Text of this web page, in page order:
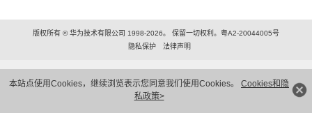
本站点使用Cookies，继续浏览表示您同意我们使用Cookies。 Cookies和隐
私政策>
版权所有 © 华为技术有限公司 1998-2026。 保留一切权利。粤A2-20044005号
隐私保护
法律声明